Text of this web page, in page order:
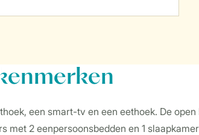
een smart-tv en een eethoek. De
2 eenpersoonsbedden en 1